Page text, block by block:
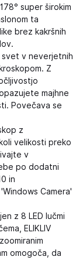
super širokim
ta
brez kakršnih
svet v neverjetnih
Z
majhne
Povečava se
z
velikosti preko
v
po dodatni
in
Camera'
z 8 LED lučmi
ELIKLIV
omogoča, da